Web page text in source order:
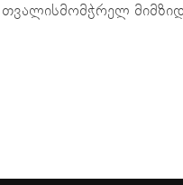
თვალისმომჭრელ